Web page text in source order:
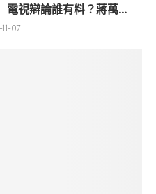
電視辯論誰有料？蔣萬...
07